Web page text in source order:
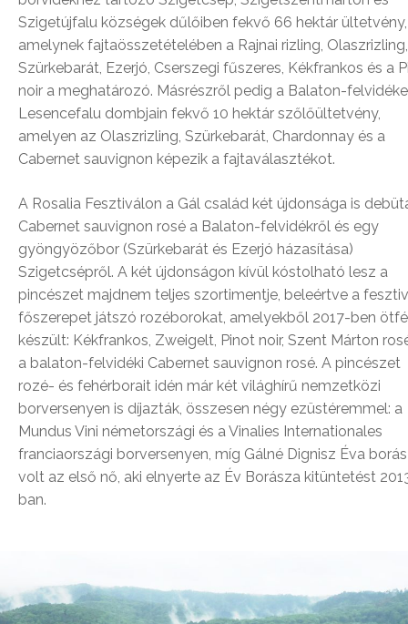
Szigetújfalu községek dűlőiben fekvő 66 hektár ültetvény,
amelynek fajtaösszetételében a Rajnai rizling, Olaszrizling,
Szürkebarát, Ezerjó, Cserszegi fűszeres, Kékfrankos és a
noir a meghatározó. Másrészről pedig a Balaton-
Lesencefalu dombjain fekvő 10 hektár szőlőültetvény,
amelyen az Olaszrizling, Szürkebarát, Chardonnay és a
Cabernet sauvignon képezik a fajtaválasztékot.
A Rosalia Fesztiválon a Gál család két újdonsága is
Cabernet sauvignon rosé a Balaton-felvidékről és egy
gyöngyözőbor (Szürkebarát és Ezerjó házasítása)
Szigetcsépről. A két újdonságon kívül kóstolható lesz a
pincészet majdnem teljes szortimentje, beleértve a
főszerepet játszó rozéborokat, amelyekből 2017-ben
készült: Kékfrankos, Zweigelt, Pinot noir, Szent Márton
a balaton-felvidéki Cabernet sauvignon rosé. A pincészet
rozé- és fehérborait idén már két világhírű nemzetközi
borversenyen is díjazták, összesen négy ezüstéremmel: a
Mundus Vini németországi és a Vinalies Internationales
franciaországi borversenyen, míg Gálné Dignisz Éva
volt az első nő, aki elnyerte az Év Borásza kitüntetést
ban.